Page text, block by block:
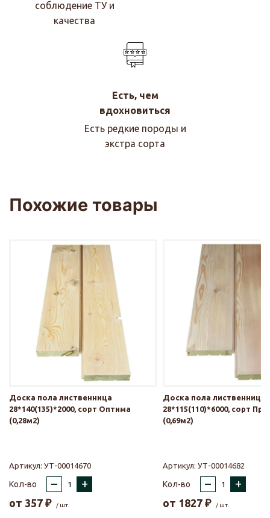
соблюдение ТУ и
качества
Есть, чем
вдохновиться
Есть редкие породы и
экстра сорта
Похожие товары
Доска пола лиственница
28*140(135)*2000, сорт Оптима
(0,28м2)
Артикул: УТ-00014670
Кол-во – +
от 357 ₽ / шт.
Доска пола лиственница
28*115(110)*6000, сорт
(0,69м2)
Артикул: УТ-00014682
Кол-во – +
от 1827 ₽ / шт.